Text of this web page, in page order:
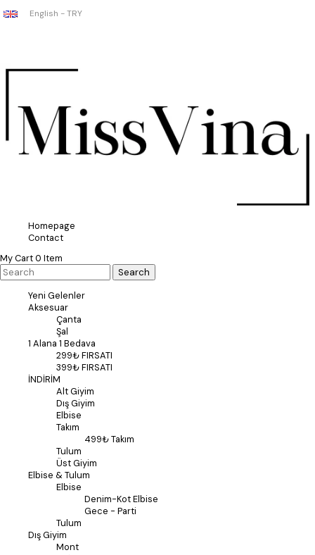
English - TRY
Homepage
Contact
My Cart0 Item
Yeni Gelenler
Aksesuar
Çanta
Şal
1 Alana 1 Bedava
299₺ FIRSATI
399₺ FIRSATI
İNDİRİM
Alt Giyim
Dış Giyim
Elbise
Takım
499₺ Takım
Tulum
Üst Giyim
Elbise & Tulum
Elbise
Denim-Kot Elbise
Gece - Parti
Tulum
Dış Giyim
Mont